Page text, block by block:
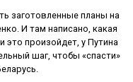
заготовленные планы на
И там написано, какая
это произойдет, у Путина
шаг, чтобы «спасти»